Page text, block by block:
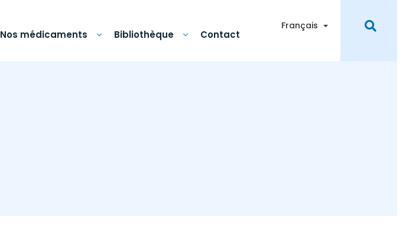
Nos médicaments Bibliothèque Contact
Français Toggle Dropdown